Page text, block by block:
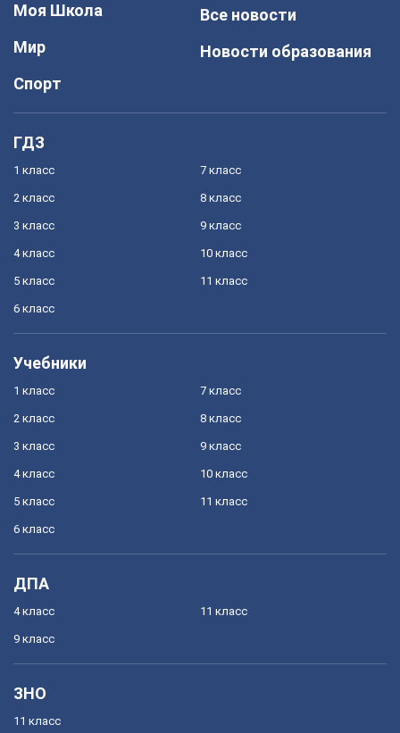
Моя Школа
Мир
Спорт
Все новости
Новости образования
ГДЗ
1 класс
2 класс
3 класс
4 класс
5 класс
6 класс
7 класс
8 класс
9 класс
10 класс
11 класс
Учебники
1 класс
2 класс
3 класс
4 класс
5 класс
6 класс
7 класс
8 класс
9 класс
10 класс
11 класс
ДПА
4 класс
9 класс
11 класс
ЗНО
11 класс